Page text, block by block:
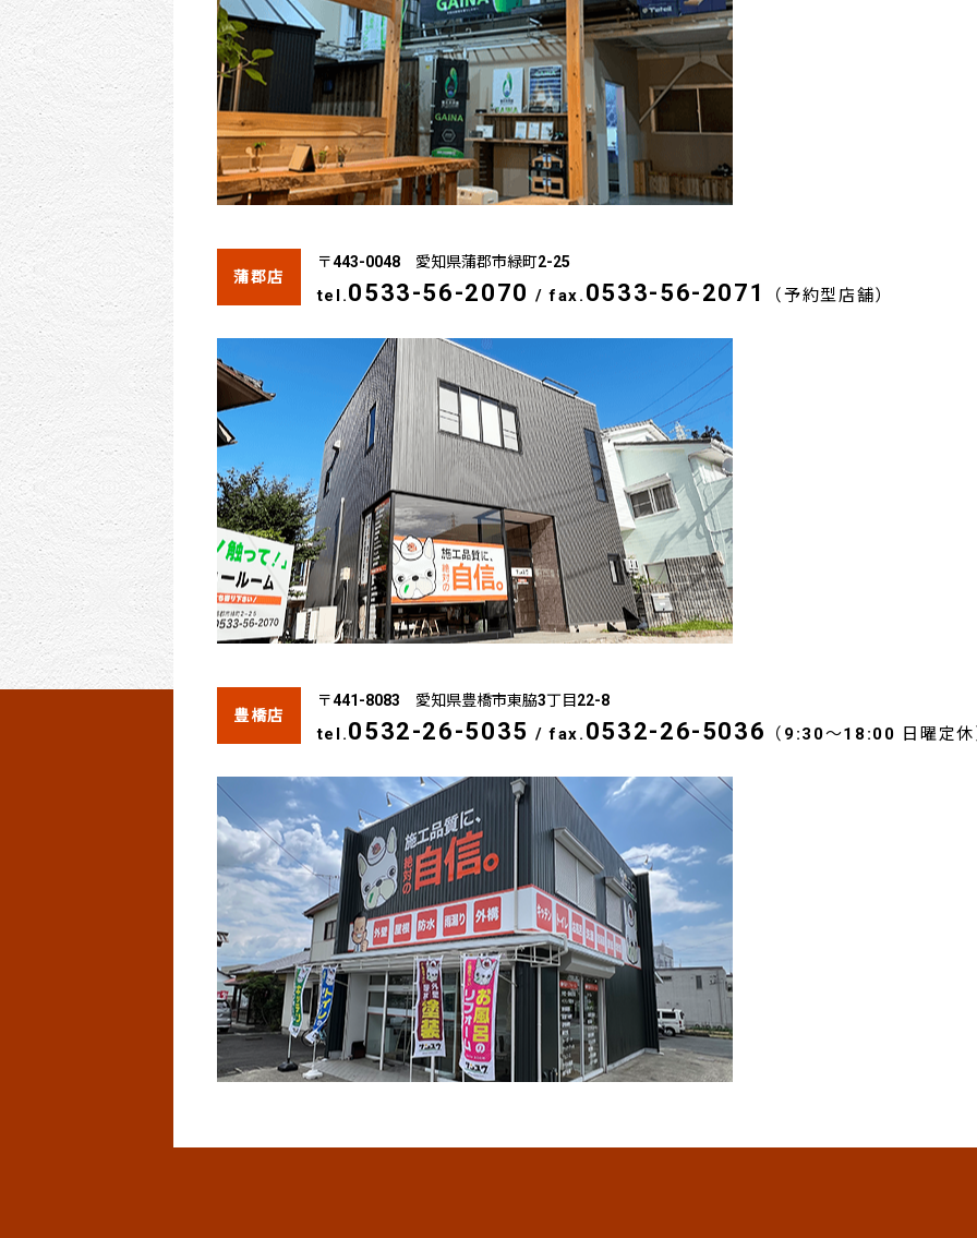
蒲郡店
〒443-0048 愛知県蒲郡市緑町2-25
tel.0533-56-2070 /fax. 0533-56-2071 （予約型店舗）
豊橋店
〒441-8083 愛知県豊橋市東脇3丁目22-8
tel.0532-26-5035 /fax. 0532-26-5036 （9:30～18:00 日曜定